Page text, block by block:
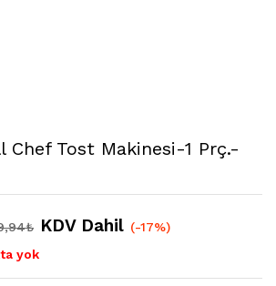
Chef Tost Makinesi-1 Prç.-
₺ KDV Dahil (-17%)
yok